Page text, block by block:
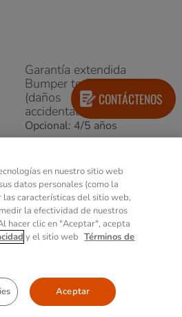
Garantía extendida
Bumper to Bumper
(daños
accidentales)
Opcional: 4/5 años
Garantía extendida
Opcional: 4/5 años
Garantía de la
años
CONTÁCTENOS
en nuestro sitio web
datos personales (como la
las características del sitio web,
la efectividad de nuestros
hacer clic en "Aceptar", acepta
y el sitio web Términos de
Aceptar